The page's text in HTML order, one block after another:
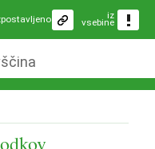
iz
vsebine